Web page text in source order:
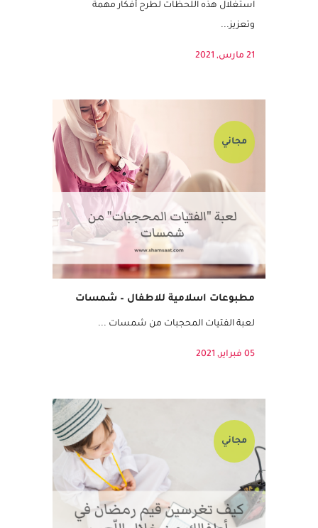
يساعد الطفل على الاسترخاء ويزيد من قدرته
على الاستيعاب. أثناء التلوين، يمكن للمربي
مجاني
مجاني